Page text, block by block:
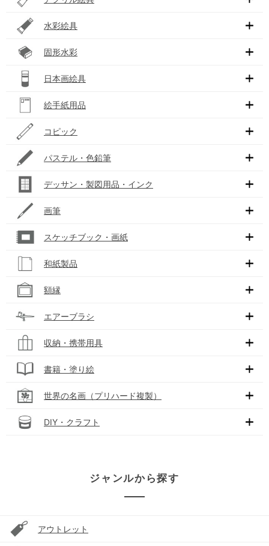
水彩絵具
固形水彩
日本画絵具
絵手紙用品
コピック
パステル・色鉛筆
デッサン・製図用品・インク
画筆
スケッチブック・画紙
和紙製品
額縁
エアーブラシ
収納・携帯用具
書籍・塗り絵
世界の名画（プリハード複製）
DIY・クラフト
ジャンルから探す
アウトレット